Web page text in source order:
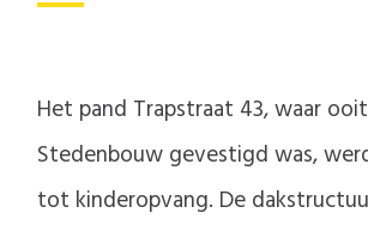
Het pand Trapstraat 43, waar
Stedenbouw gevestigd was,
tot kinderopvang. De